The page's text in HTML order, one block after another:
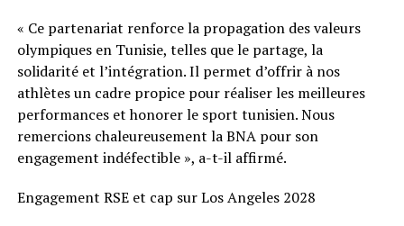
« Ce partenariat renforce la propagation des valeurs
olympiques en Tunisie, telles que le partage, la
solidarité et l’intégration. Il permet d’offrir à nos
athlètes un cadre propice pour réaliser les meilleures
performances et honorer le sport tunisien. Nous
remercions chaleureusement la BNA pour son
engagement indéfectible », a-t-il affirmé.
Engagement RSE et cap sur Los Angeles 2028